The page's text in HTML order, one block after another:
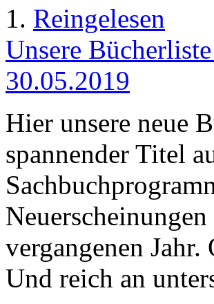
1. Reingelesen
Unsere
30.05.2019
Hier unsere neue
spannender Titel
vergangenen
Und reich an